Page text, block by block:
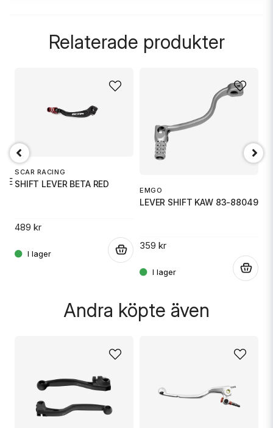
Ja, ni får publicera min fråga
Skicka fråga
Relaterade produkter
SCAR RACING
SHIFT LEVER BETA RED
489 kr
EMGO
LEVER SHIFT KAW 83-88049
359 kr
Andra köpte även